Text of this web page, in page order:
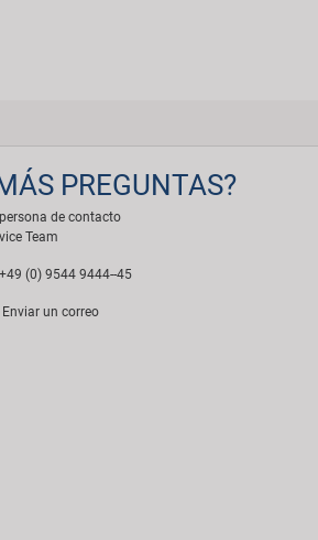
PREGUNTAS?
de contacto
Team
+49 (0) 9544 9444--45
Enviar un correo